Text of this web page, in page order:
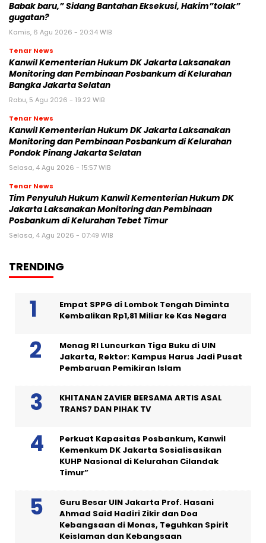
Babak baru,” Sidang Bantahan Eksekusi, Hakim”tolak”
gugatan?
Kamis, 6 Agu 2026 - 20:34 WIB
Tenar News
Kanwil Kementerian Hukum DK Jakarta Laksanakan
Monitoring dan Pembinaan Posbankum di Kelurahan
Bangka Jakarta Selatan
Rabu, 5 Agu 2026 - 19:22 WIB
Tenar News
Kanwil Kementerian Hukum DK Jakarta Laksanakan
Monitoring dan Pembinaan Posbankum di Kelurahan
Pondok Pinang Jakarta Selatan
Selasa, 4 Agu 2026 - 15:57 WIB
Tenar News
Tim Penyuluh Hukum Kanwil Kementerian Hukum DK
Jakarta Laksanakan Monitoring dan Pembinaan
Posbankum di Kelurahan Tebet Timur
Selasa, 4 Agu 2026 - 07:49 WIB
TRENDING
Empat SPPG di Lombok Tengah Diminta
Kembalikan Rp1,81 Miliar ke Kas Negara
Menag RI Luncurkan Tiga Buku di UIN
Jakarta, Rektor: Kampus Harus Jadi Pusat
Pembaruan Pemikiran Islam
KHITANAN ZAVIER BERSAMA ARTIS ASAL
TRANS7 DAN PIHAK TV
Perkuat Kapasitas Posbankum, Kanwil
Kemenkum DK Jakarta Sosialisasikan
KUHP Nasional di Kelurahan Cilandak
Timur”
Guru Besar UIN Jakarta Prof. Hasani
Ahmad Said Hadiri Zikir dan Doa
Kebangsaan di Monas, Teguhkan Spirit
Keislaman dan Kebangsaan